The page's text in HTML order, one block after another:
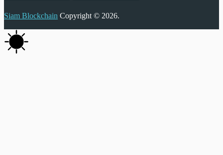
Siam Blockchain Copyright © 2026.